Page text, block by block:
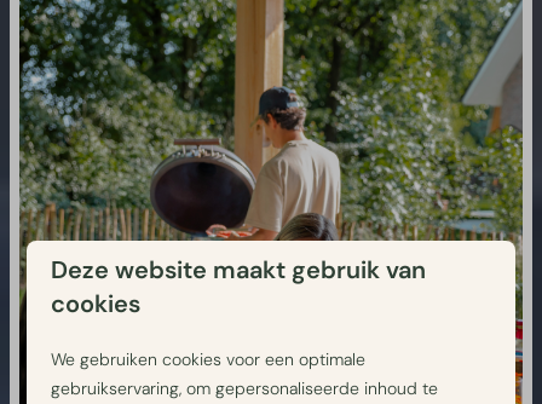
Deze website maakt gebruik van
cookies
We gebruiken cookies voor een optimale
gebruikservaring, om gepersonaliseerde inhoud te